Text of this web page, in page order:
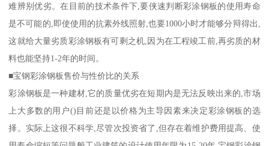
难辨别优劣。在目前的技术条件下,要侠速判断彩涂钢板的使用寿命
是不可能的,即使使用的抗素外线照射,也要1000小时才能够分辩得出,
这就给大量劣质彩涂钢板有可剩之机,因为在工程竣工前,再劣质的材
料也能坚持1-2年的时间。
■宝钢彩涂钢板售价与性价比的关系
彩涂钢板是一种建材,它的质量优劣在短期内是无法反映出来的,市场
上大多数的用户()目前还是以价格为主导因素来决定彩涂钢板的选
择。实际上这很不科学,尽管次投资省了,但存在着维护费用提高、使